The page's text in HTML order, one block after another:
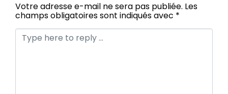
Votre adresse e-mail ne sera pas publiée. Les
champs obligatoires sont indiqués avec *
C